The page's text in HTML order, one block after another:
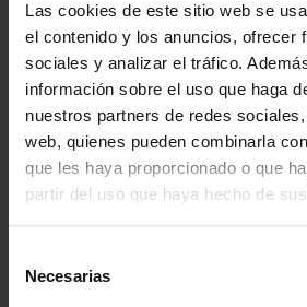
Las cookies de este sitio web se
el contenido y los anuncios, ofrecer
sociales y analizar el tráfico.
información sobre el uso que haga
nuestros partners de redes
web, quienes pueden combinarla
que les haya proporcionado o que
partir del uso que haya hecho de
Necesarias
Envío gratis
A partir de 100€
En cambio y devolución
Disponibilidad
Amplio stock disponible
ISO 9001:2015